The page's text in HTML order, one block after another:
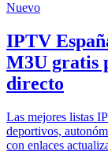
Nuevo
IPTV
M3U gratis
directo
Las mejores listas
deportivos,
con enlaces